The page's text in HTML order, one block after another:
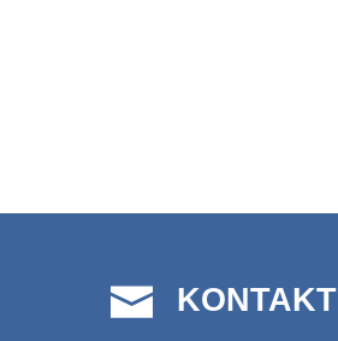
KONTAKT